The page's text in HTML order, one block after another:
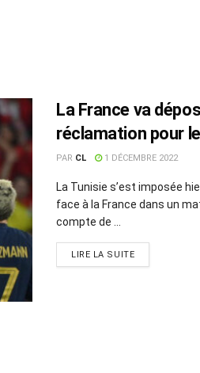
La France va
réclamation pour
la Tunisie
PAR CL 1 DÉCEMBRE 2022
La Tunisie s’est imposée
face à la France dans un
compte de ...
LIRE LA SUITE